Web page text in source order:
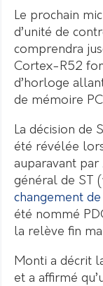
Le prochain
d’unité de
comprendra
Cortex-R52
d’horloge
de mémoire
La décision de
été révélée
auparavant
général de ST
changement
été nommé
la relève fin
Monti a décrit
et a affirmé